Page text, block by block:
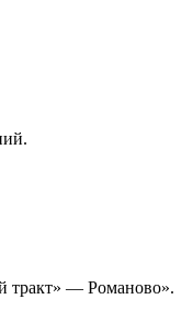
тракт» — Романово».